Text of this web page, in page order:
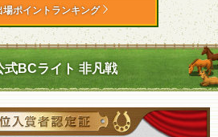
場ポイントランキング
式BCライト 非凡戦